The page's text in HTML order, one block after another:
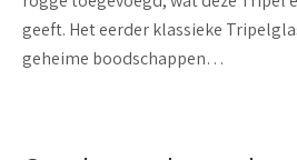
geeft. Het eerder klassieke
geheime boodschappen…